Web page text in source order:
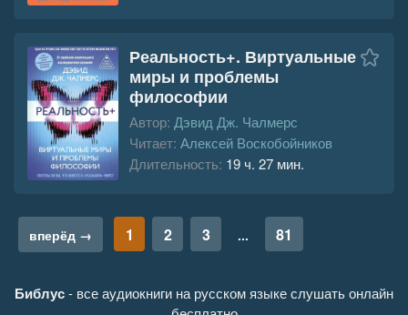
Реальность+. Виртуальные
миры и проблемы
философии
Автор: Дэвид Дж. Чалмерс
Читает: Алексей Воскобойников
Длительность: 19 ч. 27 мин.
вперёд → 1 2 3 ... 81
Библус- все аудиокниги на русском языке слушать онлайн